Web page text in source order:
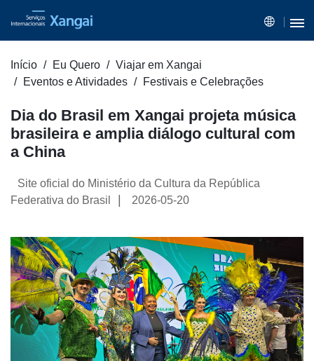
Início Eu Quero
Viajar em Xangai
Eventos e Atividades
Festivais e Celebrações
Dia do Brasil em Xangai projeta música
brasileira e amplia diálogo cultural com
a China
Site oficial do Ministério da Cultura da República
Federativa do Brasil
2026-05-20